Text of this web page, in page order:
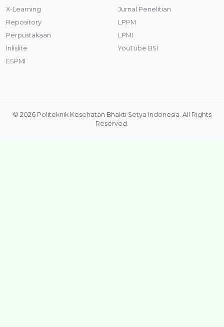
X-Learning
Repository
Perpustakaan
Inlislite
ESPMI
Jurnal Penelitian
LPPM
LPMI
YouTube BSI
© 2026 Politeknik Kesehatan Bhakti Setya Indonesia. All Rights
Reserved.